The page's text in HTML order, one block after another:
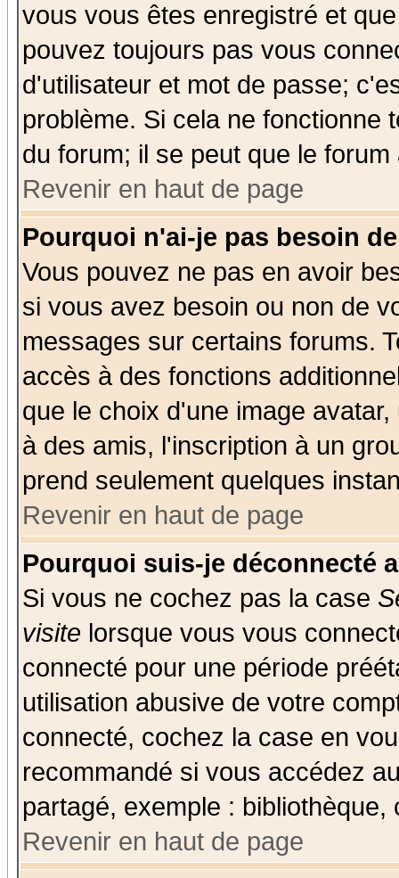
vous vous êtes enregistré et
pouvez toujours pas vous
d'utilisateur et mot de passe;
problème. Si cela ne fonctionne
du forum; il se peut que le
Revenir en haut de page
Pourquoi n'ai-je pas besoin
Vous pouvez ne pas en avoir
si vous avez besoin ou non de
messages sur certains forums.
accès à des fonctions
que le choix d'une image
à des amis, l'inscription à un
prend seulement quelques
Revenir en haut de page
Pourquoi suis-je déconnecté
Si vous ne cochez pas la case
visite lorsque vous vous
connecté pour une période
utilisation abusive de votre
connecté, cochez la case en
recommandé si vous accédez
partagé, exemple :
Revenir en haut de page